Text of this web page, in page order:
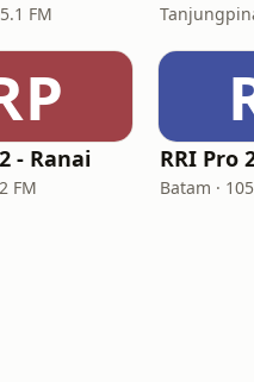
FM
- Ranai
FM
RRI Pro
Batam ·